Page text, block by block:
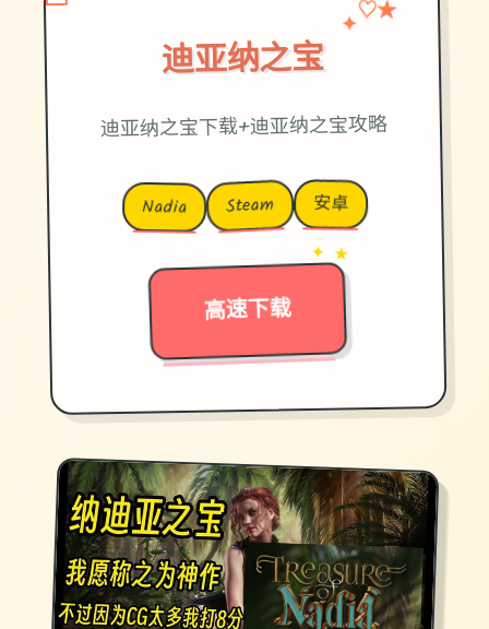
迪亚纳之宝
✦ ♡★
迪亚纳之宝下载+迪亚纳之宝攻略
Nadia Steam 安卓
高速下载
→
✦ ★